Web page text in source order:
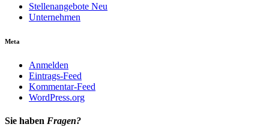
Stellenangebote Neu
Unternehmen
Meta
Anmelden
Eintrags-Feed
Kommentar-Feed
WordPress.org
Sie haben Fragen?